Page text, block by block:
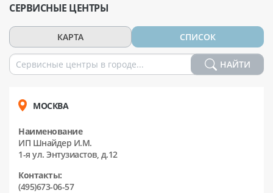
СЕРВИСНЫЕ ЦЕНТРЫ
КАРТА СПИСОК
НАЙТИ
МОСКВА
Наименование
ИП Шнайдер И.М.
1-я ул. Энтузиастов, д.12
Контакты:
(495)673-06-57